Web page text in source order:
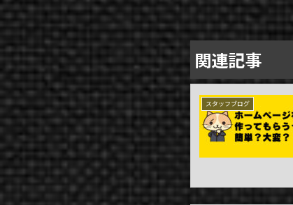
WEB MEDIA
関連記事
スタッフブログ